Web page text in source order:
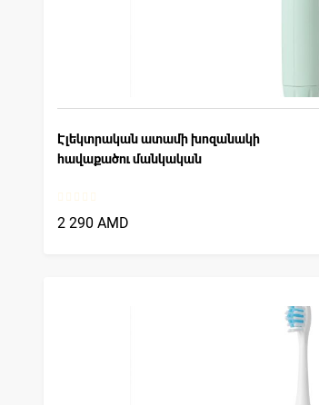
Էլեկտրական ատամի խոզանակի
հավաքածու մանկական
2 290 AMD